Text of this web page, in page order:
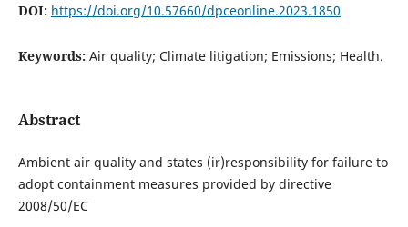
DOI: https://doi.org/10.57660/dpceonline.2023.1850
Keywords: Air quality; Climate litigation; Emissions; Health.
Abstract
Ambient air quality and states (ir)responsibility for failure to
adopt containment measures provided by directive
2008/50/EC